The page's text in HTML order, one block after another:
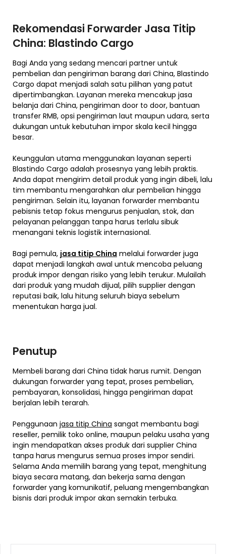
Rekomendasi Forwarder Jasa Titip
China: Blastindo Cargo
Bagi Anda yang sedang mencari partner untuk
pembelian dan pengiriman barang dari China, Blastindo
Cargo dapat menjadi salah satu pilihan yang patut
dipertimbangkan. Layanan mereka mencakup jasa
belanja dari China, pengiriman door to door, bantuan
transfer RMB, opsi pengiriman laut maupun udara, serta
dukungan untuk kebutuhan impor skala kecil hingga
besar.
Keunggulan utama menggunakan layanan seperti
Blastindo Cargo adalah prosesnya yang lebih praktis.
Anda dapat mengirim detail produk yang ingin dibeli, lalu
tim membantu mengarahkan alur pembelian hingga
pengiriman. Selain itu, layanan forwarder membantu
pebisnis tetap fokus mengurus penjualan, stok, dan
pelayanan pelanggan tanpa harus terlalu sibuk
menangani teknis logistik internasional.
Bagi pemula, jasa titip China melalui forwarder juga
dapat menjadi langkah awal untuk mencoba peluang
produk impor dengan risiko yang lebih terukur. Mulailah
dari produk yang mudah dijual, pilih supplier dengan
reputasi baik, lalu hitung seluruh biaya sebelum
menentukan harga jual.
Penutup
Membeli barang dari China tidak harus rumit. Dengan
dukungan forwarder yang tepat, proses pembelian,
pembayaran, konsolidasi, hingga pengiriman dapat
berjalan lebih terarah.
Penggunaan jasa titip China sangat membantu bagi
reseller, pemilik toko online, maupun pelaku usaha yang
ingin mendapatkan akses produk dari supplier China
tanpa harus mengurus semua proses impor sendiri.
Selama Anda memilih barang yang tepat, menghitung
biaya secara matang, dan bekerja sama dengan
forwarder yang komunikatif, peluang mengembangkan
bisnis dari produk impor akan semakin terbuka.